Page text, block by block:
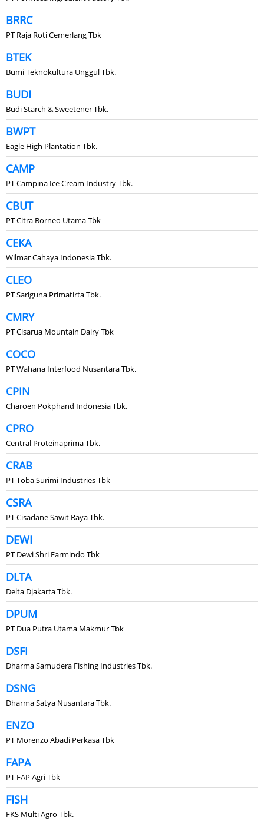
BRRC
PT Raja Roti Cemerlang Tbk
BTEK
Bumi Teknokultura Unggul Tbk.
BUDI
Budi Starch & Sweetener Tbk.
BWPT
Eagle High Plantation Tbk.
CAMP
PT Campina Ice Cream Industry Tbk.
CBUT
PT Citra Borneo Utama Tbk
CEKA
Wilmar Cahaya Indonesia Tbk.
CLEO
PT Sariguna Primatirta Tbk.
CMRY
PT Cisarua Mountain Dairy Tbk
COCO
PT Wahana Interfood Nusantara Tbk.
CPIN
Charoen Pokphand Indonesia Tbk.
CPRO
Central Proteinaprima Tbk.
CRAB
PT Toba Surimi Industries Tbk
CSRA
PT Cisadane Sawit Raya Tbk.
DEWI
PT Dewi Shri Farmindo Tbk
DLTA
Delta Djakarta Tbk.
DPUM
PT Dua Putra Utama Makmur Tbk
DSFI
Dharma Samudera Fishing Industries Tbk.
DSNG
Dharma Satya Nusantara Tbk.
ENZO
PT Morenzo Abadi Perkasa Tbk
FAPA
PT FAP Agri Tbk
FISH
FKS Multi Agro Tbk.